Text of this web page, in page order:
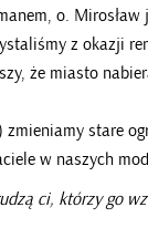
o.
z okazji
że miasto
stare
w naszych
ci, którzy go